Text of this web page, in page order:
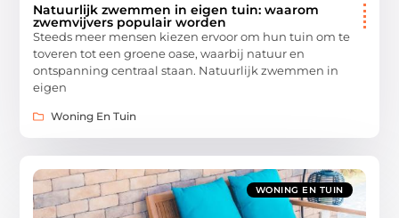
Natuurlijk zwemmen in eigen tuin: waarom
zwemvijvers populair worden
Steeds meer mensen kiezen ervoor om hun tuin om te
toveren tot een groene oase, waarbij natuur en
ontspanning centraal staan. Natuurlijk zwemmen in
eigen
Woning En Tuin
WONING EN TUIN